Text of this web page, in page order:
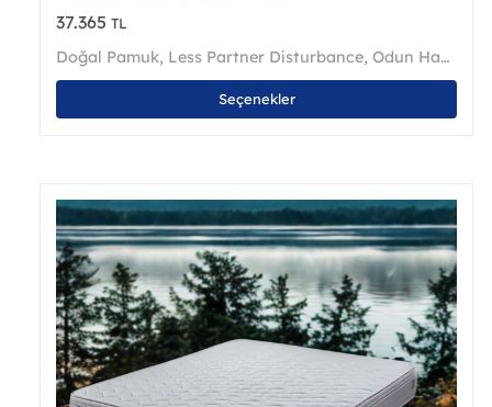
37.365TL
Doğal Pamuk, Less Partner Disturbance,Odun Hamuru İpliği
Seçenekler
Bu
var.
ürün